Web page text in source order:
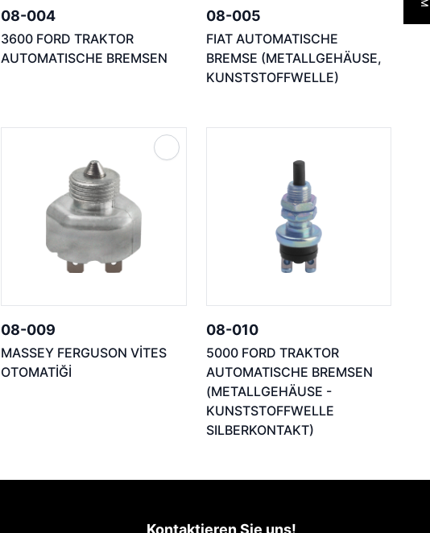
08-004
3600 FORD TRAKTOR
AUTOMATISCHE BREMSEN
08-005
FIAT AUTOMATISCHE
BREMSE (METALLGEHÄUSE,
KUNSTSTOFFWELLE)
08-009
MASSEY FERGUSON VİTES
OTOMATİĞİ
08-010
5000 FORD TRAKTOR
AUTOMATISCHE BREMSEN
(METALLGEHÄUSE -
KUNSTSTOFFWELLE
SILBERKONTAKT)
Kontaktieren Sie uns!